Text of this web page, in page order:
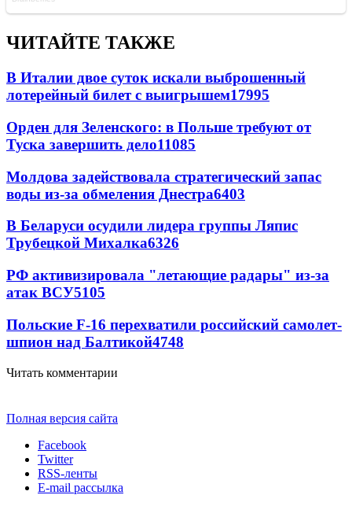
ЧИТАЙТЕ ТАКЖЕ
В Италии двое суток искали выброшенный
лотерейный билет с выигрышем17995
Орден для Зеленского: в Польше требуют от
Туска завершить дело11085
Молдова задействовала стратегический запас
воды из-за обмеления Днестра6403
В Беларуси осудили лидера группы Ляпис
Трубецкой Михалка6326
РФ активизировала "летающие радары" из-за
атак ВСУ5105
Польские F-16 перехватили российский самолет-
шпион над Балтикой4748
Читать комментарии
Полная версия сайта
Facebook
Twitter
RSS-ленты
E-mail рассылка